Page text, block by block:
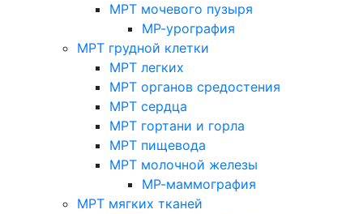
МРТ мочевого пузыря
МР-урография
МРТ грудной клетки
МРТ легких
МРТ органов средостения
МРТ сердца
МРТ гортани и горла
МРТ пищевода
МРТ молочной железы
МР-маммография
МРТ мягких тканей